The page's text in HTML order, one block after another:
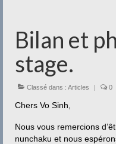
Qi Cong – Taï Chi
Disciplines
Méditation
Documentation
Liens
Bilan et
stage.
Classé dans : Articles | 0
Chers Vo Sinh,
Nous vous remercions
nunchaku et nous